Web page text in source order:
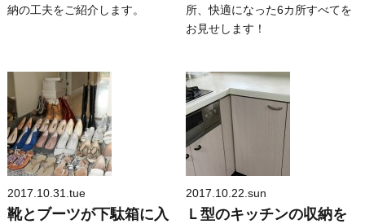
納の工夫をご紹介します。
所、快適になった6カ所すべてを
お見せします！
2017.10.31.tue
靴とブーツが下駄箱に入
2017.10.22.sun
Ｌ型のキッチンの収納を